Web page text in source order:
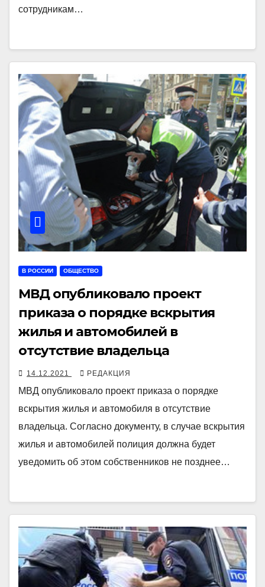
сотрудникам…
В РОССИИ ОБЩЕСТВО
МВД опубликовало проект
приказа о порядке вскрытия
жилья и автомобилей в
отсутствие владельца
14.12.2021 РЕДАКЦИЯ
МВД опубликовало проект приказа о порядке
вскрытия жилья и автомобиля в отсутствие
владельца. Согласно документу, в случае вскрытия
жилья и автомобилей полиция должна будет
уведомить об этом собственников не позднее…